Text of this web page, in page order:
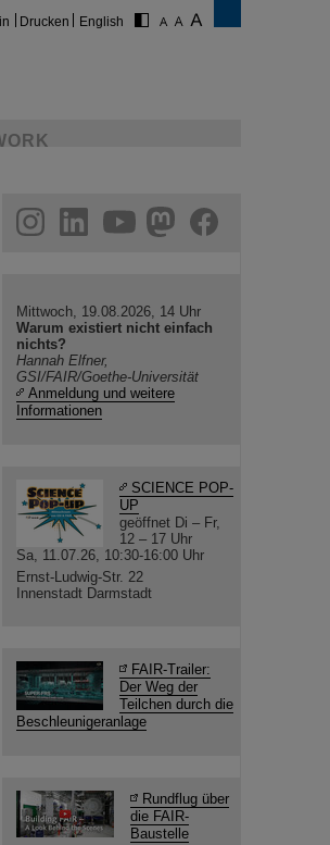
Drucken English
Mittwoch, 19.08.2026, 14 Uhr
Warum existiert nicht einfach
nichts?
Hannah Elfner,
GSI/FAIR/Goethe-Universität
Anmeldung und weitere
Informationen
SCIENCE POP-
UP
geöffnet Di – Fr,
12 – 17 Uhr
Sa, 11.07.26, 10:30-16:00 Uhr
Ernst-Ludwig-Str. 22
Innenstadt Darmstadt
FAIR-Trailer:
Der Weg der
Teilchen durch die
Beschleunigeranlage
Rundflug über
die FAIR-
Baustelle